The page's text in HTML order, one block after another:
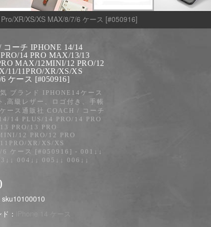
XR/XS/XS MAX/8/7/6 ケース [#050916]
コーチ IPHONE 14/14
14 PRO MAX/13/13
MAX/12MINI/12 PRO/12
11/11PRO/XR/XS/XS
ケース [#050916]
ブランド IPHONE14ケース
,高級レザー、ロゴ付き、手帳
ース通販社 COACH / コーチ
14 PLUS/14 PRO/14 PRO
PRO/13 PRO
12 PRO/12 PRO
XR/XS/XS
ケース [#050916] - 001↓↓
004↓↓ 005↓↓ 006↓↓
：
iPhone 14 ケース